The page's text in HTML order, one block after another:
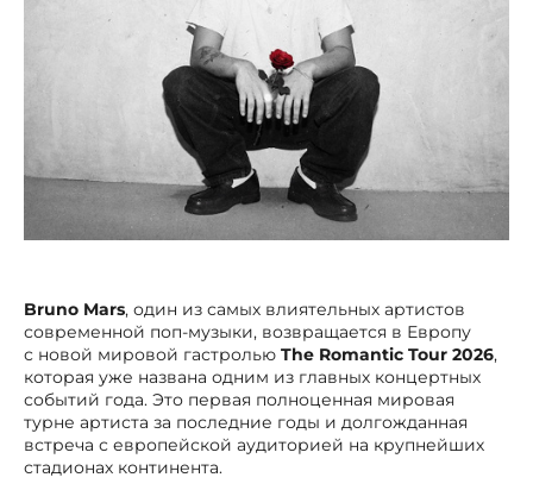
Bruno Mars, один из самых влиятельных артистов
современной поп-музыки, возвращается в Европу
с новой мировой гастролью The Romantic Tour 2026,
которая уже названа одним из главных концертных
событий года. Это первая полноценная мировая
турне артиста за последние годы и долгожданная
встреча с европейской аудиторией на крупнейших
стадионах континента.